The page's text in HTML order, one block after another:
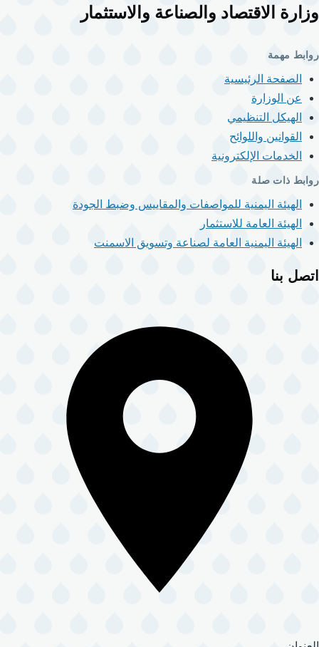
وزارة الاقتصاد والصناعة والاستثمار
روابط مهمة
الصفحة الرئيسية
عن الوزارة
الهيكل التنظيمي
القوانين واللوائح
الخدمات الإلكترونية
روابط ذات صلة
الهيئة اليمنية للمواصفات والمقاييس وضبط الجودة
الهيئة العامة للاستثمار
الهيئة اليمنية العامة لصناعة وتسويق الاسمنت
اتصل بنا